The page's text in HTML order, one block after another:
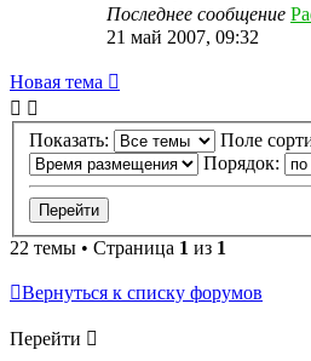
Последнее сообщение
21 май 2007, 09:32
Новая тема
Показать:
Поле
Порядок:
22 темы • Страница 1 из 1
Вернуться к списку форумов
Перейти